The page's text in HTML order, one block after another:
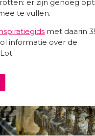
er zijn genoeg
te vullen.
met daarin
informatie over de